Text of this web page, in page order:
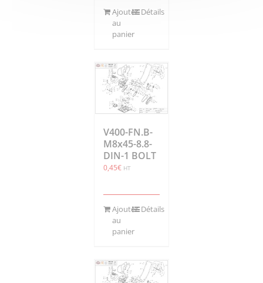
Ajouter
au
panier
Détails
V400-FN.B-
M8x45-8.8-
DIN-1 BOLT
0,45€ HT
Ajouter
au
panier
Détails